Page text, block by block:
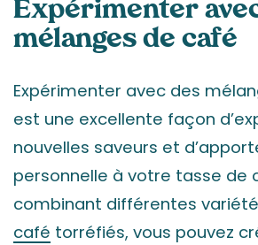
Expérimenter
mélanges de café
Expérimenter avec des
est une excellente façon
nouvelles saveurs et
personnelle à votre tasse de
combinant différentes
café torréfiés, vous pouvez